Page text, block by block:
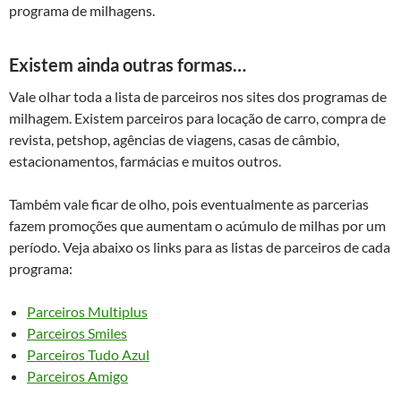
programa de milhagens.
Existem ainda outras formas…
Vale olhar toda a lista de parceiros nos sites dos programas de
milhagem. Existem parceiros para locação de carro, compra de
revista, petshop, agências de viagens, casas de câmbio,
estacionamentos, farmácias e muitos outros.
Também vale ficar de olho, pois eventualmente as parcerias
fazem promoções que aumentam o acúmulo de milhas por um
período. Veja abaixo os links para as listas de parceiros de cada
programa:
Parceiros Multiplus
Parceiros Smiles
Parceiros Tudo Azul
Parceiros Amigo